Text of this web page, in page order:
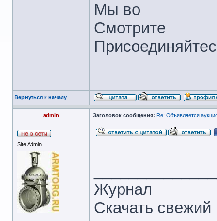
Мы во
Смотрите
Вернуться к началу
admin Заголовок сообщения: Re: Объявляется
Site Admin
Журнал
Скачать